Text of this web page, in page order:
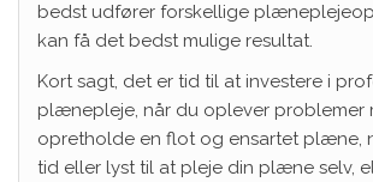
bedst udfører forskellige
kan få det bedst mulige resultat.
Kort sagt, det er tid til at investere i
plænepleje, når du oplever problemer
opretholde en flot og ensartet plæne,
tid eller lyst til at pleje din plæne selv,